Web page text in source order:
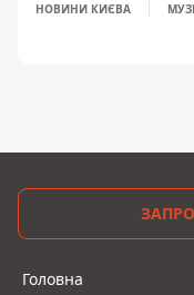
НОВИНИ КИЄВА
Головна